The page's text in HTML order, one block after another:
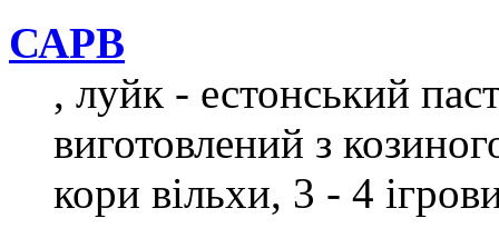
САРВ
, луйк - естонський
виготовлений з
кори вільхи, 3 - 4